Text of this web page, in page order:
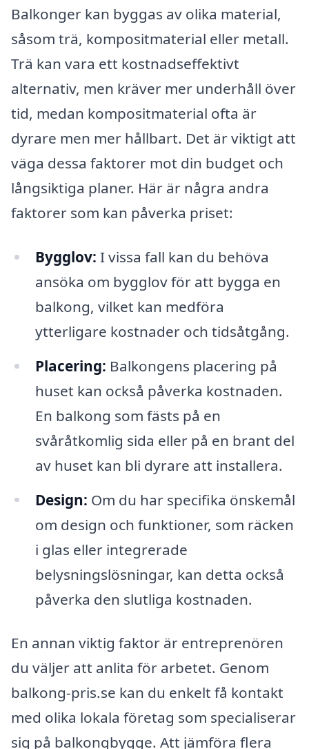
Balkonger kan byggas av olika material,
såsom trä, kompositmaterial eller metall.
Trä kan vara ett kostnadseffektivt
alternativ, men kräver mer underhåll över
tid, medan kompositmaterial ofta är
dyrare men mer hållbart. Det är viktigt att
väga dessa faktorer mot din budget och
långsiktiga planer. Här är några andra
faktorer som kan påverka priset:
Bygglov: I vissa fall kan du behöva
ansöka om bygglov för att bygga en
balkong, vilket kan medföra
ytterligare kostnader och tidsåtgång.
Placering: Balkongens placering på
huset kan också påverka kostnaden.
En balkong som fästs på en
svåråtkomlig sida eller på en brant del
av huset kan bli dyrare att installera.
Design: Om du har specifika önskemål
om design och funktioner, som räcken
i glas eller integrerade
belysningslösningar, kan detta också
påverka den slutliga kostnaden.
En annan viktig faktor är entreprenören
du väljer att anlita för arbetet. Genom
balkong-pris.se kan du enkelt få kontakt
med olika lokala företag som specialiserar
sig på balkongbygge. Att jämföra flera